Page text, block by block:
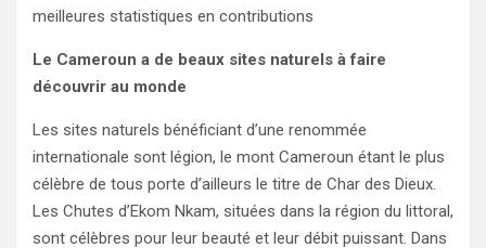
meilleures statistiques en contributions
Le Cameroun a de beaux sites naturels à faire
découvrir au monde
Les sites naturels bénéficiant d’une renommée
internationale sont légion, le mont Cameroun étant le plus
célèbre de tous porte d’ailleurs le titre de Char des Dieux.
Les Chutes d’Ekom Nkam, situées dans la région du littoral,
sont célèbres pour leur beauté et leur débit puissant. Dans